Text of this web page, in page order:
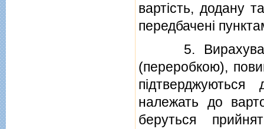
вартiсть, додану
передбаченi
5.
(переробкою),
пiдтверджуються
належать до
беруться